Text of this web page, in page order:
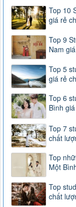
Top 10
giá rẻ
Top 9
Nam
Top 5
giá rẻ
Top 6
Bình
Top 7
chất
Top
Một
Top
chất